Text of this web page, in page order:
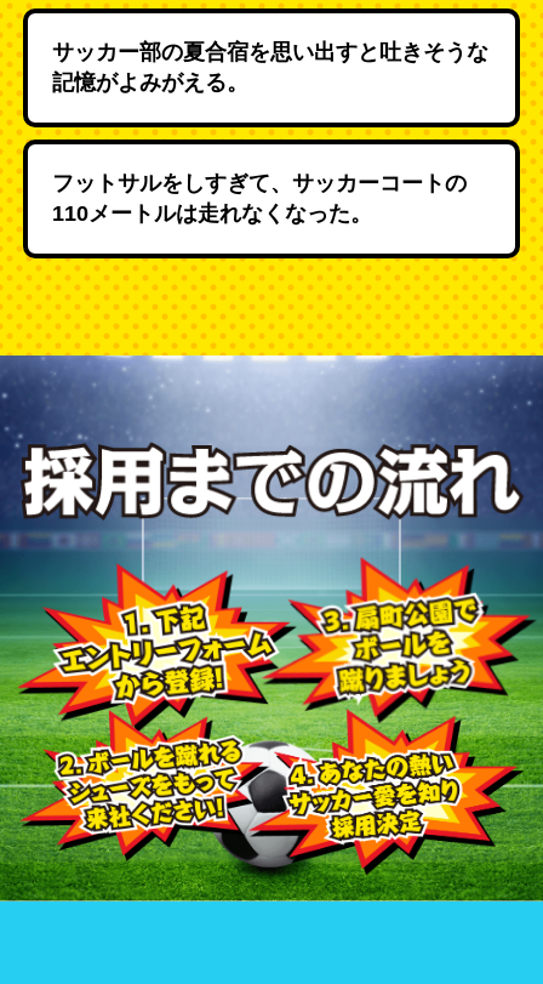
サッカー部の夏合宿を思い出すと吐きそうな
記憶がよみがえる。
フットサルをしすぎて、サッカーコートの
110メートルは走れなくなった。